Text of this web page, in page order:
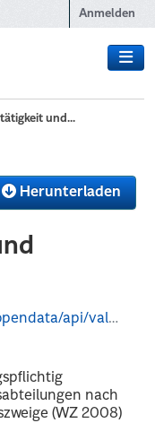
Anmelden
und...
Herunterladen
nach
(WZ 2008)